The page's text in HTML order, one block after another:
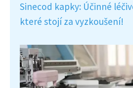
Sinecod kapky: Účinné
které stojí za vyzkoušení!